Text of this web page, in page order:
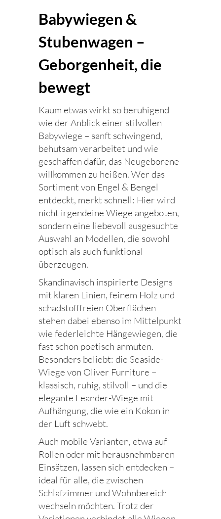
Babywiegen &
Stubenwagen –
Geborgenheit, die
bewegt
Kaum etwas wirkt so beruhigend
wie der Anblick einer stilvollen
Babywiege – sanft schwingend,
behutsam verarbeitet und wie
geschaffen dafür, das Neugeborene
willkommen zu heißen. Wer das
Sortiment von Engel & Bengel
entdeckt, merkt schnell: Hier wird
nicht irgendeine Wiege angeboten,
sondern eine liebevoll ausgesuchte
Auswahl an Modellen, die sowohl
optisch als auch funktional
überzeugen.
Skandinavisch inspirierte Designs
mit klaren Linien, feinem Holz und
schadstofffreien Oberflächen
stehen dabei ebenso im Mittelpunkt
wie federleichte Hängewiegen, die
fast schon poetisch anmuten.
Besonders beliebt: die Seaside-
Wiege von Oliver Furniture –
klassisch, ruhig, stilvoll – und die
elegante Leander-Wiege mit
Aufhängung, die wie ein Kokon in
der Luft schwebt.
Auch mobile Varianten, etwa auf
Rollen oder mit herausnehmbaren
Einsätzen, lassen sich entdecken –
ideal für alle, die zwischen
Schlafzimmer und Wohnbereich
wechseln möchten. Trotz der